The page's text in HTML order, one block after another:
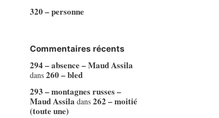
320 – personne
Commentaires récents
294 – absence – Maud Assila
dans260 – bled
293 – montagnes russes –
Maud Assila dans262 – moitié
(toute une)